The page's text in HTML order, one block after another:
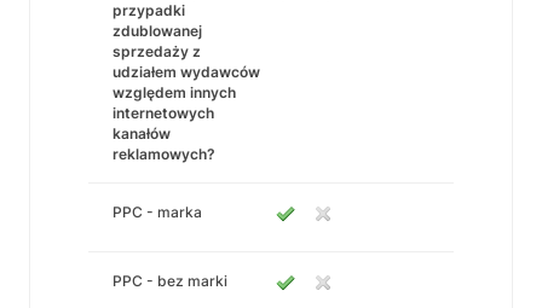
przypadki
zdublowanej
sprzedaży z
udziałem wydawców
względem innych
internetowych
kanałów
reklamowych?
PPC - marka
PPC - bez marki